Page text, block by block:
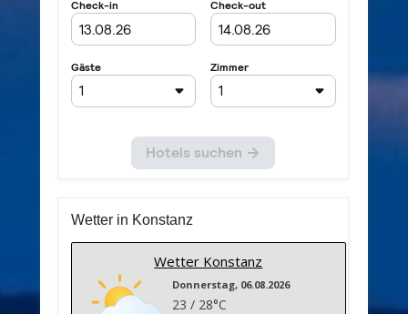
Wetter in Konstanz
Wetter Konstanz
Donnerstag, 06.08.2026
23 / 28°C